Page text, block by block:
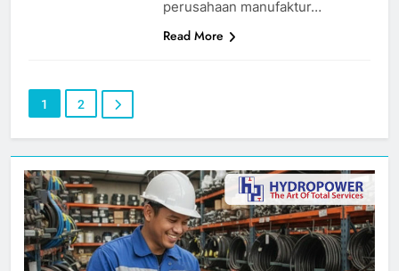
perusahaan manufaktur…
Read More
1 2